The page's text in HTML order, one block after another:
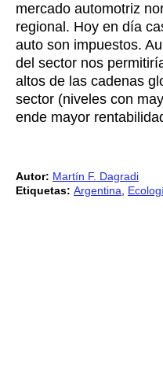
mercado automotriz
regional. Hoy en día
auto son impuestos.
del sector nos
altos de las cadenas
sector (niveles con
ende mayor
Autor: Martín F. Dagradi
Etiquetas: Argentina,